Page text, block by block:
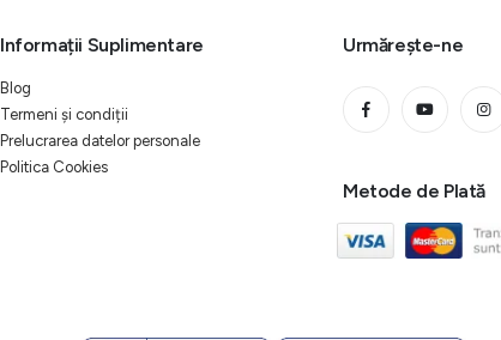
Informații Suplimentare
Blog
Termeni și condiții
Prelucrarea datelor personale
Politica Cookies
Urmărește-ne
Metode de Plată